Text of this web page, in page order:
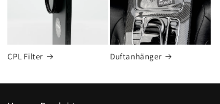
CPL Filter Duftanhänger